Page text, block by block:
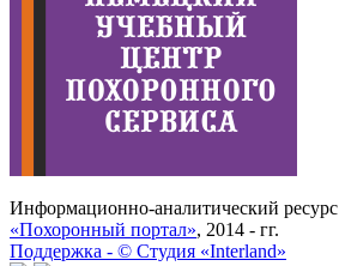
Информационно-аналитический ресурс
«Похоронный портал», 2014 - гг.
Поддержка - © Cтудия «Interland»